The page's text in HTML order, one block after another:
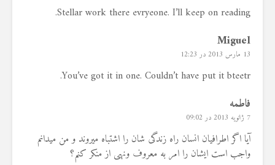
Stellar work there evryeone. I’ll keep on reading.
Miguel
13 مارس 2013 در 12:23
You’ve got it in one. Couldn’t have put it bteetr.
فاطمه
7 ژانویه 2013 در 09:02
آیا اگر اطرافیان انسان راه زندگی شان را اشتباه میروند و من میدانم
واجب است ایشان را امر به معروف ونهی از منکر کنم؟